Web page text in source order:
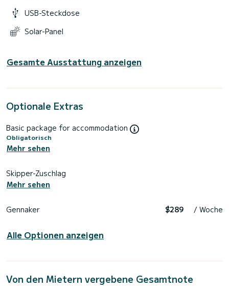
USB-Steckdose
Solar-Panel
Gesamte Ausstattung anzeigen
Optionale Extras
Basic package for accommodation
Obligatorisch
Mehr sehen
Skipper-Zuschlag
Mehr sehen
Gennaker $289 / Woche
Alle Optionen anzeigen
Von den Mietern vergebene Gesamtnote